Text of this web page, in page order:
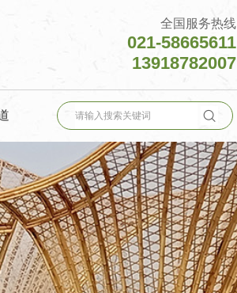
全国服务热线
021-58665611
13918782007
